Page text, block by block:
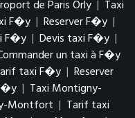
de Paris Orly | Taxi
F�y | Reserver F�y |
F�y | Devis taxi F�y |
un taxi à F�y
taxi F�y | Reserver
| Taxi Montigny-
Montfort | Tarif taxi